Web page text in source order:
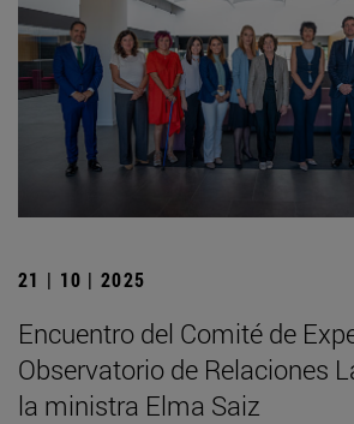
21 | 10 | 2025
Encuentro del Comité de
Observatorio de Relaciones
la ministra Elma Saiz